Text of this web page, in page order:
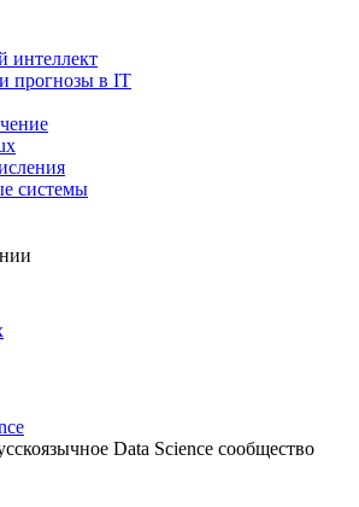
интеллект
прогнозы в IT
системы
Data Science сообщество